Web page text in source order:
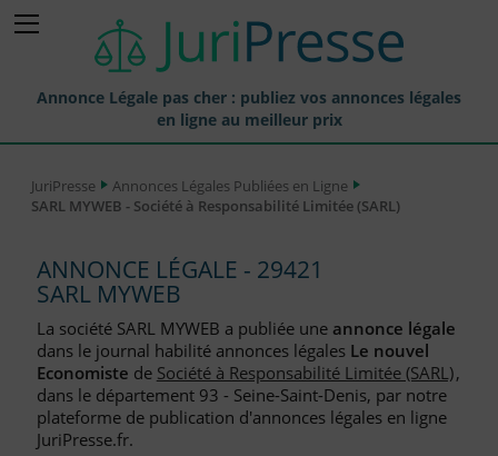
Annonce Légale pas cher : publiez vos annonces légales
en ligne au meilleur prix
Annonces Légales Publiées
Journaux Habilités (JAL) Annonces Légales
Départements pour la Publication d'Annonces Légales
Liste des Greffes
Liste des CCI
JuriPresse
Annonces Légales Publiées en Ligne
SARL MYWEB - Société à Responsabilité Limitée (SARL)
ANNONCE LÉGALE - 29421
SARL MYWEB
La société SARL MYWEB a publiée une annonce légale
dans le journal habilité annonces légales Le nouvel
Economiste de Société à Responsabilité Limitée (SARL),
dans le département 93 - Seine-Saint-Denis, par notre
plateforme de publication d'annonces légales en ligne
JuriPresse.fr.